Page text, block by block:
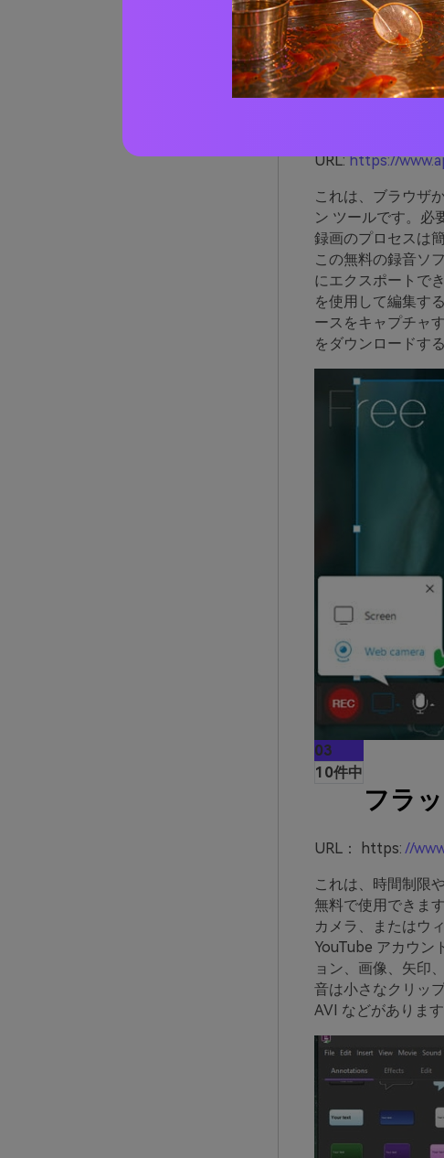
02
10件
中
URL:https://
これは、ブラウザ
ン ツールです。必
録画のプロセスは
この無料の録音ソ
にエクスポートで
を使用して編集す
ースをキャプチャ
をダウンロードす
03
10件中
フラ
URL： https: //
これは、時間制限
無料で使用できま
カメラ、またはウ
YouTube アカウン
ョン、画像、矢印
音は小さなクリッ
AVI などがあります